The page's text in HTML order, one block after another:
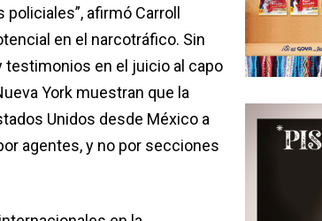
afirmó Carroll
en el narcotráfico. Sin
en el juicio al capo
York muestran que la
Unidos desde México a
agentes, y no por secciones